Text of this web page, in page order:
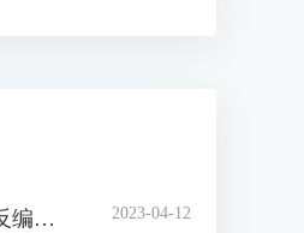
exe反编译工具哪个好？反编译能力强的工具盘点 2023-04-12